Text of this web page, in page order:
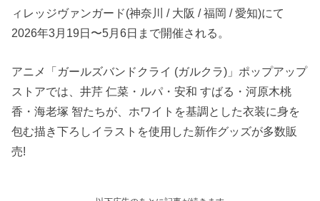
ィレッジヴァンガード(神奈川 / 大阪 / 福岡 / 愛知)にて
2026年3月19日〜5月6日まで開催される。
アニメ「ガールズバンドクライ (ガルクラ)」ポップアップ
ストアでは、井芹 仁菜・ルパ・安和 すばる・河原木桃
香・海老塚 智たちが、ホワイトを基調とした衣装に身を
包む描き下ろしイラストを使用した新作グッズが多数販
売!